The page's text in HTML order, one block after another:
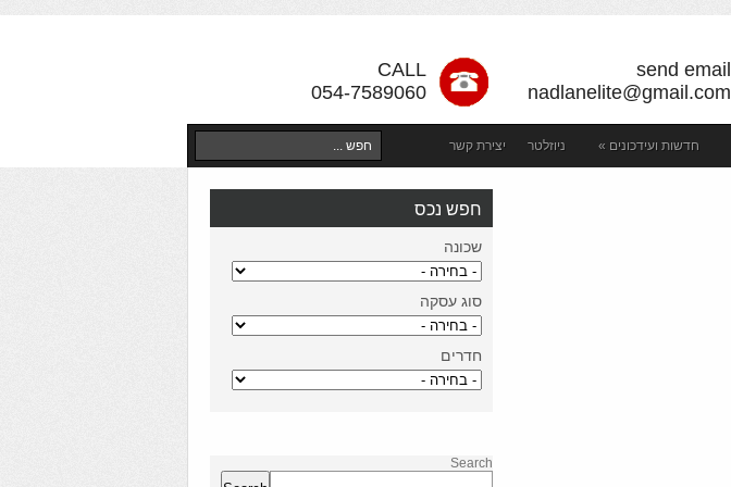
CALL
054-7589060
send email
nadlanelite@gmail.com
חדשות ועידכונים » ניוזלטר יצירת קשר
חפש נכס
שכונה
סוג עסקה
חדרים
Search